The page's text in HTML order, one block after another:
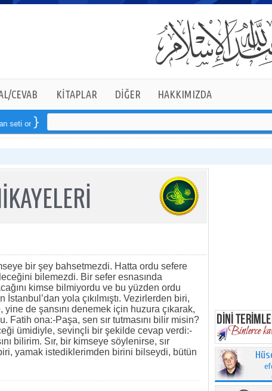
CEVAB KİTAPLAR DİĞER HAKKIMIZDA
online sipariş verebilirsiniz
bir şey bahsetmezdi. Hatta ordu sefere
bilemezdi. Bir sefer esnasında
kimse bilmiyordu ve bu yüzden ordu
yola çıkılmıştı. Vezirlerden biri,
de şansını denemek için huzura çıkarak,
Fatih ona:-Paşa, sen sır tutmasını bilir misin?
ümidiyle, sevinçli bir şekilde cevap verdi:-
bilirim. Sır, bir kimseye söylenirse, sır
yamak istediklerimden birini bilseydi, bütün